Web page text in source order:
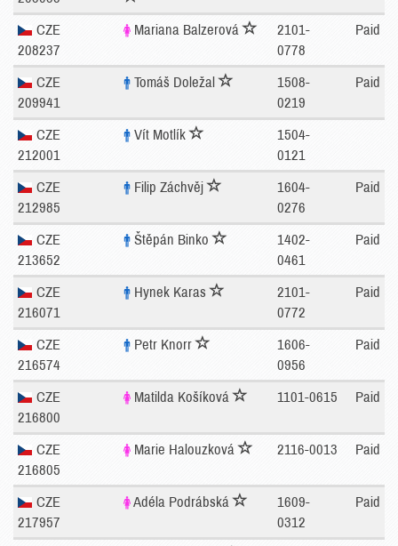
CZE
208237
Mariana Balzerová
2101-
0778
Paid
CZE
209941
Tomáš Doležal
1508-
0219
Paid
CZE
212001
Vít Motlík
1504-
0121
CZE
212985
Filip Záchvěj
1604-
0276
Paid
CZE
213652
Štěpán Binko
1402-
0461
Paid
CZE
216071
Hynek Karas
2101-
0772
Paid
CZE
216574
Petr Knorr
1606-
0956
Paid
CZE
216800
Matilda Košíková 1101-0615 Paid
CZE
216805
Marie Halouzková 2116-0013 Paid
CZE
217957
Adéla Podrábská
1609-
0312
Paid